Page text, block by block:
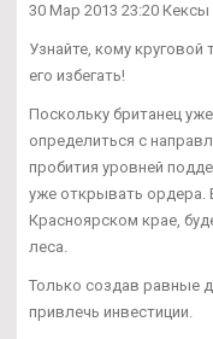
30 Мар 2013 23:20
Узнайте, кому круговой
его избегать!
Поскольку британец
определиться с
пробития уровней
уже открывать ордера.
Красноярском крае,
леса.
Только создав равные
привлечь инвестиции.